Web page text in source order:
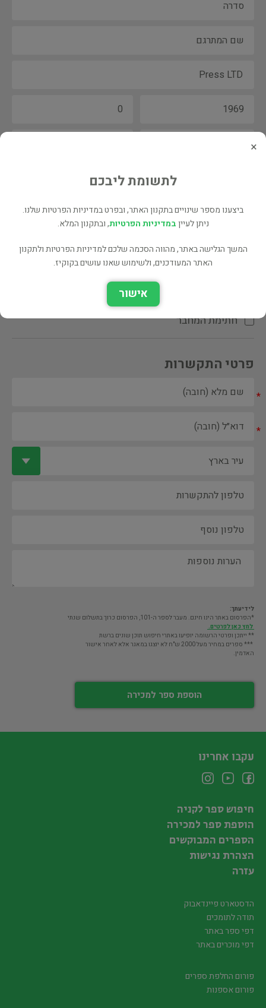
הקדשת המחבר\המתרגם
חתימת המחבר
פרטי התקשרות
*
*
לידיעתך:
*הפרסום באתר הינו חינם. מעבר לספר ה-101, הפרסום כרוך בתשלום שנתי
לחץ כאן לפרטים.
** ייתכן ופרטי הרשומה יופיעו באתרי חיפוש תוכן שונים ברשת
*** ספרים במחיר מעל 2000 ש"ח לא יוצגו במאגר אלא לאחר אישור
האדמין.
הוספת ספר למכירה
×
לתשומת ליבכם
ביצענו מספר שינויים בתקנון האתר, ובפרט במדיניות הפרטיות שלנו.
ניתן לעייןבמדיניות הפרטיות, ובתקנון המלא.
המשך הגלישה באתר, מהווה הסכמה שלכם למדיניות הפרטיות ולתקנון
האתר המעודכנים, ולשימוש שאנו עושים בקוקיז.
אישור
עקבו אחרינו
חיפוש ספר לקניה
הוספת ספר למכירה
הספרים המבוקשים
הצהרת נגישות
עזרה
הדסטארט פיינדאבוק
תודה לתומכים
דפי ספר באתר
דפי מוכרים באתר
פורום החלפת ספרים
פורום אספנות